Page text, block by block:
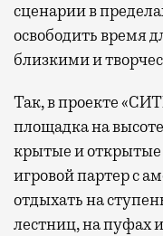
сценарии в
освободить время
близкими и
Так, в проекте
площадка на
крытые и открытые
игровой партер с
отдыхать на
лестниц, на пуфах